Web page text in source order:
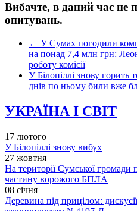
Вибачте, в даний час не
опитувань.
← У Сумах погодили
на понад 7,4 млн грн:
роботу комісії
У Білопіллі знову горить
днів по ньому били вже
УКРАЇНА І СВІТ
17 лютого
У Білопіллі знову вибух
27 жовтня
На території Сумської громади
частину ворожого БПЛА
08 січня
Деревина під прицілом: